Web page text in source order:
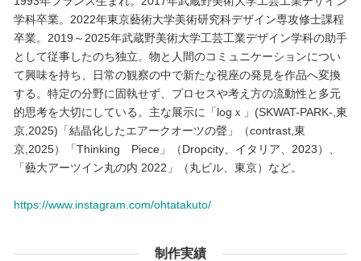
学科卒業。2022年東京藝術大学美術研究科デザイン専攻修士課程
卒業。2019～2025年武蔵野美術大学工芸工業デザイン学科の助手
として従事したのち独立。物と人間のコミュニケーションについ
て興味を持ち、日常の観察の中で新たな視座の発見を作品へ変換
する。特定の分野に固執せず、プロセスや考え方の流動性と多元
的思考を大切にしている。主な展示に「logｘ」(SKWAT-PARK-,東
京,2025)「結晶化したエアークオーツの聲」（contrast,東
京,2025）「Thinking Piece」（Dropcity、イタリア、2023）、
「藝大アーツイン丸の内 2022」（丸ビル、東京）など。
https://www.instagram.com/ohtatakuto/
制作実績